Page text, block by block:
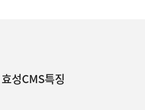
효성CMS특징